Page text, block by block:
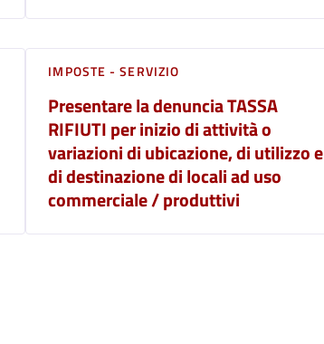
IMPOSTE - SERVIZIO
Presentare la denuncia TASSA
RIFIUTI per inizio di attività o
variazioni di ubicazione, di utilizzo e
di destinazione di locali ad uso
commerciale / produttivi